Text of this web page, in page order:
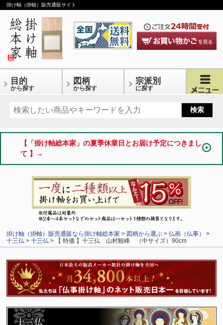
掛け軸（掛軸）販売通販サイト
目的
から探す
図柄
から探す
宗派別
に探す
【「掛け軸総本家」の夏季休業日とお届け予定につきまし
て 】→
掛け軸（掛軸）販売通販なら掛け軸総本家 > 図柄から選ぶ >仏画（仏事）
>
十三仏 >十三仏 > 【 特価 】十三仏 山村観峰 （中サイズ）90cm